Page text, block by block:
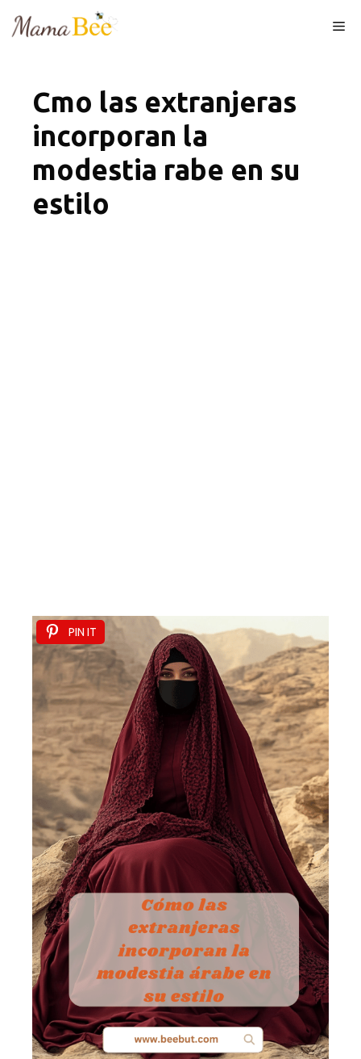
Cmo las extranjeras
incorporan la
modestia rabe en su
estilo
PIN IT